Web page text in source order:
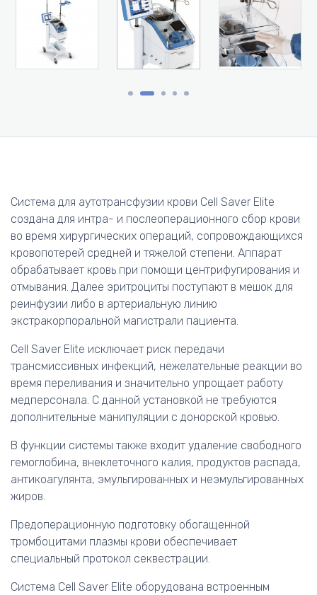
Система для аутотрансфузии крови Cell Saver Elite
создана для интра- и послеоперационного сбор крови
во время хирургических операций, сопровождающихся
кровопотерей средней и тяжелой степени. Аппарат
обрабатывает кровь при помощи центрифугирования и
отмывания. Далее эритроциты поступают в мешок для
реинфузии либо в артериальную линию
экстракорпоральной магистрали пациента.
Cell Saver Elite исключает риск передачи
трансмиссивных инфекций, нежелательные реакции во
время переливания и значительно упрощает работу
медперсонала. С данной установкой не требуются
дополнительные манипуляции с донорской кровью.
В функции системы также входит удаление свободного
гемоглобина, внеклеточного калия, продуктов распада,
антикоагулянта, эмульгированных и неэмульгированных
жиров.
Предоперационную подготовку обогащенной
тромбоцитами плазмы крови обеспечивает
специальный протокол секвестрации.
Система Cell Saver Elite оборудована встроенным